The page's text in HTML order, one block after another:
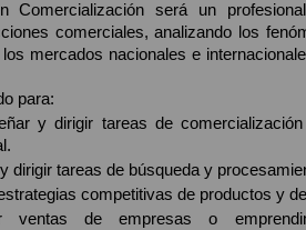
Comercialización será un
comerciales, analizando los
mercados nacionales e
para:
y dirigir tareas de
dirigir tareas de búsqueda y
competitivas de productos y
ventas de empresas o